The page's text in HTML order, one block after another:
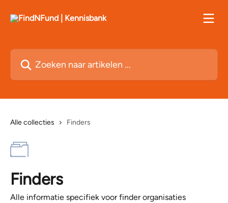
Zoeken naar artikelen ...
Alle collecties Finders
Finders
Alle informatie specifiek voor finder organisaties